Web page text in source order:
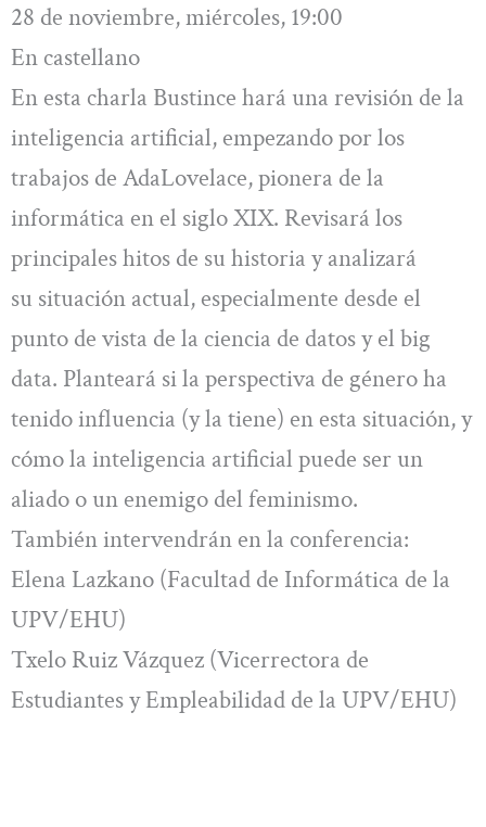
28 de noviembre, miércoles, 19:00
En castellano
En esta charla Bustince hará una revisión de la
inteligencia artificial, empezando por los
trabajos de AdaLovelace, pionera de la
informática en el siglo XIX. Revisará los
principales hitos de su historia y analizará
su situación actual, especialmente desde el
punto de vista de la ciencia de datos y el big
data. Planteará si la perspectiva de género ha
tenido influencia (y la tiene) en esta situación, y
cómo la inteligencia artificial puede ser un
aliado o un enemigo del feminismo.
También intervendrán en la conferencia:
Elena Lazkano (Facultad de Informática de la
UPV/EHU)
Txelo Ruiz Vázquez (Vicerrectora de
Estudiantes y Empleabilidad de la UPV/EHU)